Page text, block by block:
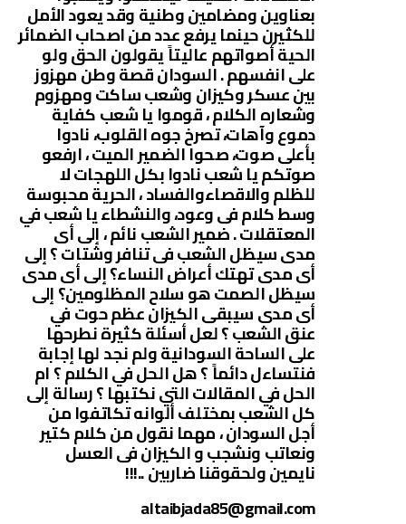
بعناوين ومضامين وطنية وقد يعود الأمل
للكثيرن حينما يرفع عدد من اصحاب الضمائر
الحية أصواتهم عاليتاً يقولون الحق ولو
على انفسهم . السودان قصة وطن مهزوز
بين عسكر وكيزان وشعب ساكت ومهزوم
وشعاره الكلام ، قوموا يا شعب كفاية
دموع وآهات، تصرخ جوه القلوب، نادوا
بأعلى صوت، صحوا الضمير الميت ، ارفعو
صوتكم يا شعب نادوا بكل اللهجات لا
للظلم والاقصاءوالفساد ، الحرية محبوسة
وسط كلام فى وعود، والنشطاء يا شعب في
المعتقلات . ضمير الشعب نائم ، إلى أى
مدى سيظل الشعب فى تنافر وشتات ؟ إلى
أى مدى تهتك أعراض النساء؟ إلى أى مدى
سيظل الصمت هو سلاح المظلومين؟ إلى
أى مدى سيبقى الكيزان عظم حوت في
عنق الشعب ؟ لعل أسئلة كثيرة نطرحها
على الساحة السودانية ولم نجد لها إجابة
فنتساءل دائماً ؟ هل الحل في الكلام ؟ ام
الحل في المقالات التي نكتبها ؟ رسالة إلى
كل الشعب بمختلف ألوانه تكاتفوا من
أجل السودان ، مهما نقول من كلام كتير
ونعاتب ونشجب و الكيزان فى العسل
نايمين ولحقوقنا ضاربين ..!!!
altaibjada85@gmail.com